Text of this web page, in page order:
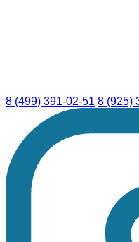
8 (499) 391-02-51 8 (925)